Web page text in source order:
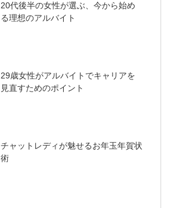
20代後半の女性が選ぶ、今から始め
る理想のアルバイト
29歳女性がアルバイトでキャリアを
見直すためのポイント
チャットレディが魅せるお年玉年賀状
術